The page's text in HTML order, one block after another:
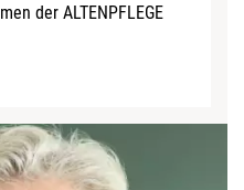
der ALTENPFLEGE